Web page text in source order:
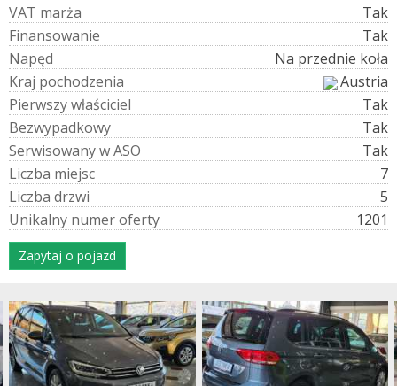
VAT marża
Tak
Finansowanie
Tak
Napęd
Na przednie koła
Kraj pochodzenia
Austria
Pierwszywłaściciel
Tak
Bezwypadkowy
Tak
SerwisowanywASO
Tak
Liczba miejsc
7
Liczba drzwi
5
Unikalny numeroferty 1201
Zapytaj o pojazd